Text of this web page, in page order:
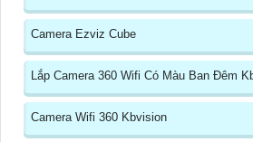
Camera Ezviz Cube
Lắp Camera 360 Wifi Có Màu Ban Đêm
Camera Wifi 360 Kbvision